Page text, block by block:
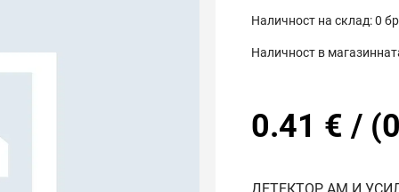
Наличност на склад:0
Наличност в
0.41 € / (